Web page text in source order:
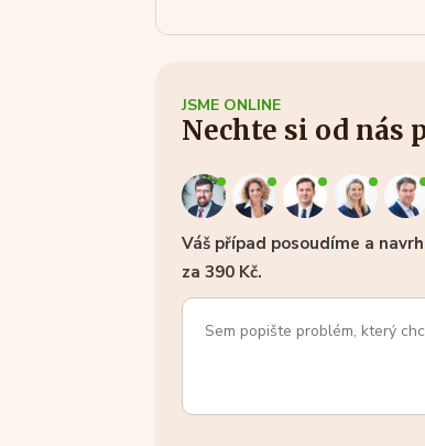
JSME ONLINE
Nechte si od nás
Váš případ posoudíme a
za 390 Kč.